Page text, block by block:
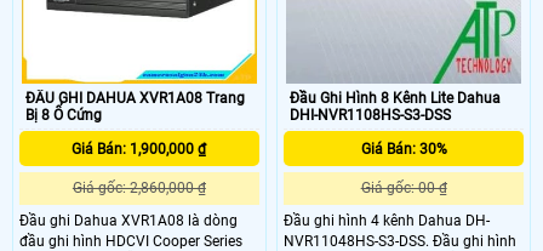
ĐẦU GHI DAHUA XVR1A08 Trang
Bị 8 Ổ Cứng
Giá Bán: 1,900,000 ₫
Giá gốc: 2,860,000 ₫
Đầu ghi Dahua XVR1A08 là dòng
đầu ghi hình HDCVI Cooper Series
Đầu Ghi Hình 8 Kênh Lite Dahua
DHI-NVR1108HS-S3-DSS
Giá Bán: 30%
Giá gốc: 00 ₫
Đầu ghi hình 4 kênh Dahua DH-
NVR11048HS-S3-DSS. Đầu ghi hình